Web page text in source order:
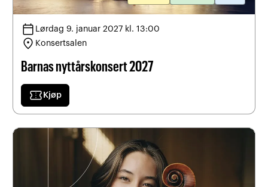
calendar_today Lørdag 9. januar 2027 kl. 13:00
location_on Konsertsalen
Barnas nyttårskonsert 2027
confirmation_number Kjøp